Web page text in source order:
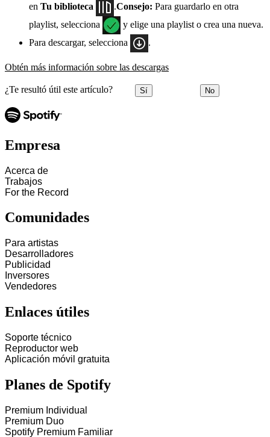
en Tu biblioteca .Consejo: Para guardarlo en otra
playlist, selecciona
y elige una playlist o crea una nueva.
Para descargar, selecciona
.
Obtén más información sobre las descargas
¿Te resultó útil este artículo? Sí No
Empresa
Acerca de
Trabajos
For the Record
Comunidades
Para artistas
Desarrolladores
Publicidad
Inversores
Vendedores
Enlaces útiles
Soporte técnico
Reproductor web
Aplicación móvil gratuita
Planes de Spotify
Premium Individual
Premium Duo
Spotify Premium Familiar